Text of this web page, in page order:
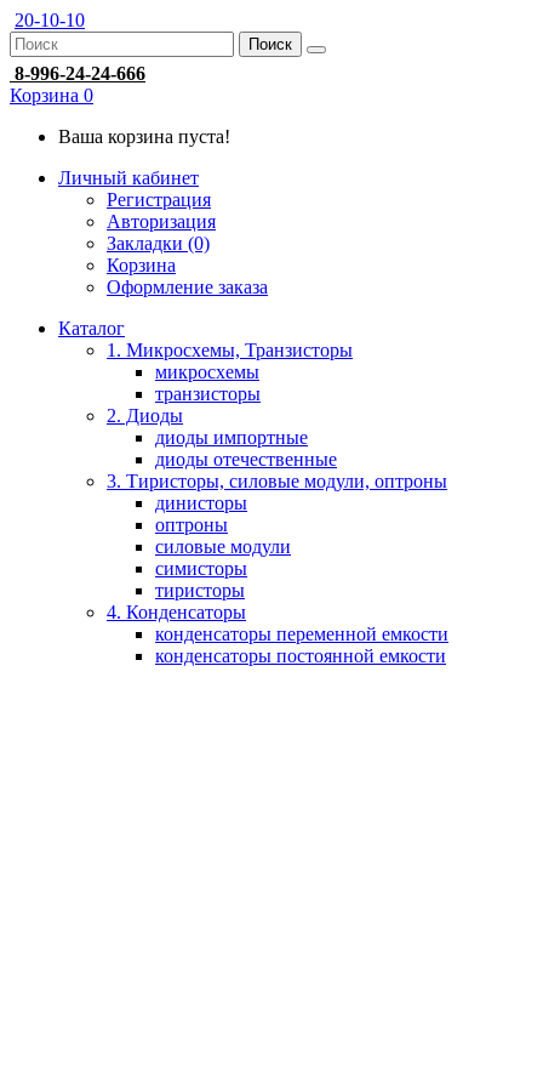
20-10-10
Поиск
8-996-24-24-666
Корзина 0
Ваша корзина пуста!
Личный кабинет
Регистрация
Авторизация
Закладки (0)
Корзина
Оформление заказа
Каталог
1. Микросхемы, Транзисторы
микросхемы
транзисторы
2. Диоды
диоды импортные
диоды отечественные
3. Тиристоры, силовые модули, оптроны
динисторы
оптроны
силовые модули
симисторы
тиристоры
4. Конденсаторы
конденсаторы переменной емкости
конденсаторы постоянной емкости